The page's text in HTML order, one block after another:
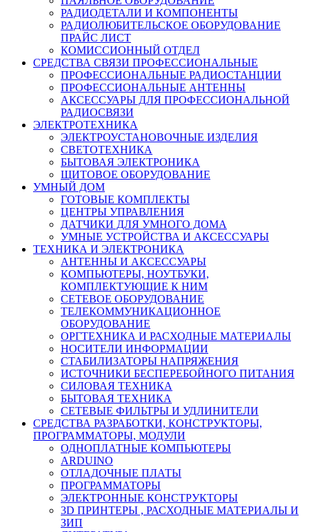
РАДИОДЕТАЛИ И КОМПОНЕНТЫ
РАДИОЛЮБИТЕЛЬСКОЕ ОБОРУДОВАНИЕ
ПРАЙС ЛИСТ
КОМИССИОННЫЙ ОТДЕЛ
СРЕДСТВА СВЯЗИ ПРОФЕССИОНАЛЬНЫЕ
ПРОФЕССИОНАЛЬНЫЕ РАДИОСТАНЦИИ
ПРОФЕССИОНАЛЬНЫЕ АНТЕННЫ
АКСЕССУАРЫ ДЛЯ ПРОФЕССИОНАЛЬНОЙ
РАДИОСВЯЗИ
ЭЛЕКТРОТЕХНИКА
ЭЛЕКТРОУСТАНОВОЧНЫЕ ИЗДЕЛИЯ
СВЕТОТЕХНИКА
БЫТОВАЯ ЭЛЕКТРОНИКА
ЩИТОВОЕ ОБОРУДОВАНИЕ
УМНЫЙ ДОМ
ГОТОВЫЕ КОМПЛЕКТЫ
ЦЕНТРЫ УПРАВЛЕНИЯ
ДАТЧИКИ ДЛЯ УМНОГО ДОМА
УМНЫЕ УСТРОЙСТВА И АКСЕССУАРЫ
ТЕХНИКА И ЭЛЕКТРОНИКА
АНТЕННЫ И АКСЕССУАРЫ
КОМПЬЮТЕРЫ, НОУТБУКИ,
КОМПЛЕКТУЮЩИЕ К НИМ
СЕТЕВОЕ ОБОРУДОВАНИЕ
ТЕЛЕКОММУНИКАЦИОННОЕ
ОБОРУДОВАНИЕ
ОРГТЕХНИКА И РАСХОДНЫЕ МАТЕРИАЛЫ
НОСИТЕЛИ ИНФОРМАЦИИ
СТАБИЛИЗАТОРЫ НАПРЯЖЕНИЯ
ИСТОЧНИКИ БЕСПЕРЕБОЙНОГО ПИТАНИЯ
СИЛОВАЯ ТЕХНИКА
БЫТОВАЯ ТЕХНИКА
СЕТЕВЫЕ ФИЛЬТРЫ И УДЛИНИТЕЛИ
СРЕДСТВА РАЗРАБОТКИ, КОНСТРУКТОРЫ,
ПРОГРАММАТОРЫ, МОДУЛИ
ОДНОПЛАТНЫЕ КОМПЬЮТЕРЫ
ARDUINO
ОТЛАДОЧНЫЕ ПЛАТЫ
ПРОГРАММАТОРЫ
ЭЛЕКТРОННЫЕ КОНСТРУКТОРЫ
3D ПРИНТЕРЫ , РАСХОДНЫЕ МАТЕРИАЛЫ И
ЗИП